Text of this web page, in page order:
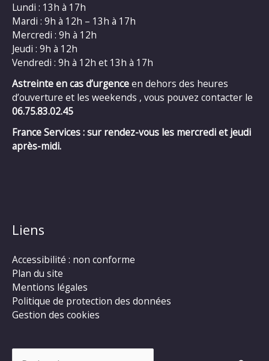
Lundi : 13h à 17h
Mardi : 9h à 12h – 13h à 17h
Mercredi : 9h à 12h
Jeudi : 9h à 12h
Vendredi : 9h à 12h et 13h à 17h
Astreinte en cas d’urgenceen dehors des heures
d’ouverture et les weekends , vous pouvez contacter le
06.75.83.02.45
France Services : sur rendez-vous les mercredi et jeudi
après-midi.
Liens
Accessibilité : non conforme
Plan du site
Mentions légales
Politique de protection des données
Gestion des cookies